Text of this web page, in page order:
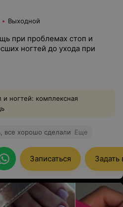
Выходной
при проблемах стоп и
ногтей до ухода при
ногтей: комплексная
все хорошо сделали Еще
Записаться Задать